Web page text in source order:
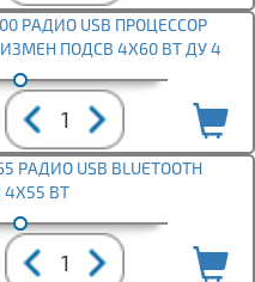
РАДИО USB ПРОЦЕССОР
ИЗМЕН ПОДСВ 4Х60 ВТ ДУ 4
РАДИО USB BLUETOOTH
ВТ